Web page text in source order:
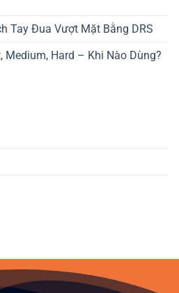
Tay Đua Vượt Mặt Bằng DRS
Medium, Hard – Khi Nào Dùng?